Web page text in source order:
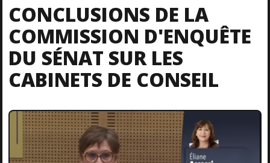
CONCLUSIONS DE LA
COMMISSION D'ENQUÊTE
DU SÉNAT SUR LES
CABINETS DE CONSEIL